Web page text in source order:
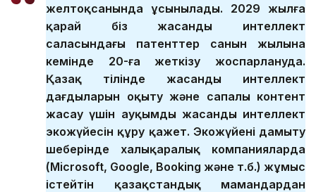
желтоқсанында ұсынылады. 2029 жылға
қарай біз жасанды интеллект
саласындағы патенттер санын жылына
кемінде 20-ға жеткізу жоспарлануда.
Қазақ тілінде жасанды интеллект
дағдыларын оқыту және сапалы контент
жасау үшін ауқымды жасанды интеллект
экожүйесін құру қажет. Экожүйені дамыту
шеңберінде халықаралық компанияларда
(Microsoft, Google, Booking және т.б.) жұмыс
істейтін қазақстандық мамандардан